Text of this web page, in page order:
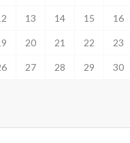
13 14 15 16
20 21 22 23
27 28 29 30